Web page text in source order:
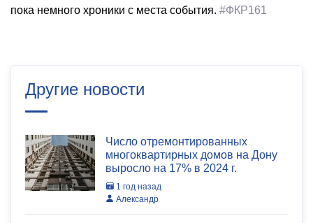
пока немного хроники с места события. #ФКР161
Другие новости
Число отремонтированных
многоквартирных домов на Дону
выросло на 17% в 2024 г.
1 год назад
Александр